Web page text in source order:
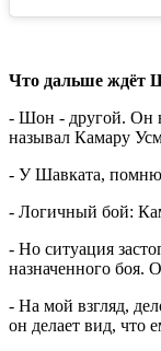
Что дальше ждёт
- Шон - другой. Он
называл Камару
- У Шавката,
- Логичный бой:
- Но ситуация
назначенного боя.
- На мой взгляд,
он делает вид, что